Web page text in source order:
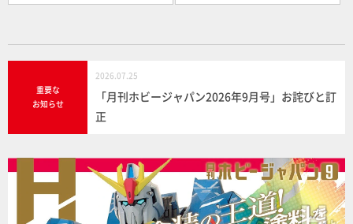
重要な
お知らせ
2026.07.25
「月刊ホビージャパン2026年9月号」お詫びと訂
正